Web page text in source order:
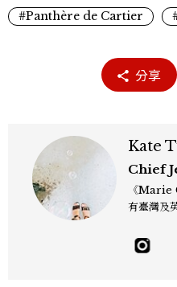
#Panthère de Cartier
分享
Kate
Chief
《Marie
有臺灣及
佳人》編
採訪、珠